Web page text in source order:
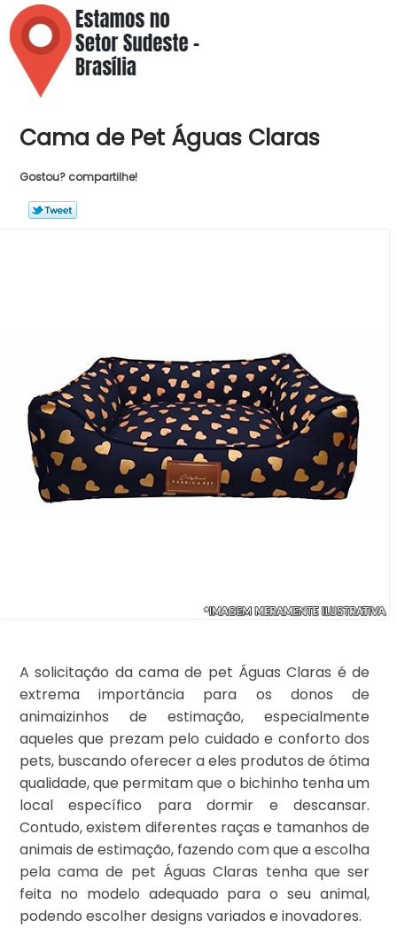
Cama de Pet Águas Claras
Gostou? compartilhe!
A solicitação da cama de pet Águas Claras é de
extrema importância para os donos de
animaizinhos de estimação, especialmente
aqueles que prezam pelo cuidado e conforto dos
pets, buscando oferecer a eles produtos de ótima
qualidade, que permitam que o bichinho tenha um
local específico para dormir e descansar.
Contudo, existem diferentes raças e tamanhos de
animais de estimação, fazendo com que a escolha
pela cama de pet Águas Claras tenha que ser
feita no modelo adequado para o seu animal,
podendo escolher designs variados e inovadores.